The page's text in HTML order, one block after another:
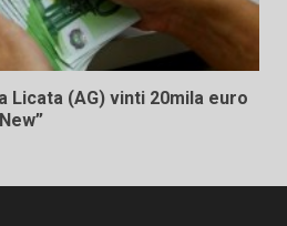
Licata (AG) vinti 20mila euro